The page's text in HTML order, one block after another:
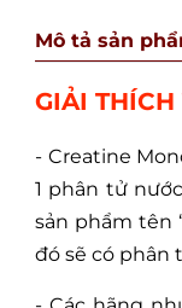
Mô tả sản
GIẢI THÍCH
- Creatine
1 phân tử nước
sản phẩm tên
đó sẽ có phân